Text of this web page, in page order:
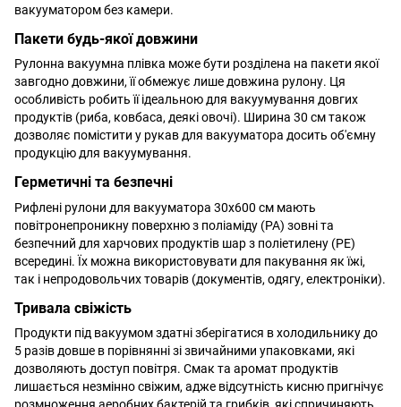
вакууматором без камери.
Пакети будь-якої довжини
Рулонна вакуумна плівка може бути розділена на пакети якої
завгодно довжини, її обмежує лише довжина рулону. Ця
особливість робить її ідеальною для вакуумування довгих
продуктів (риба, ковбаса, деякі овочі). Ширина 30 см також
дозволяє помістити у рукав для вакууматора досить об'ємну
продукцію для вакуумування.
Герметичні та безпечні
Рифлені рулони для вакууматора 30х600 см мають
повітронепроникну поверхню з поліаміду (PA) зовні та
безпечний для харчових продуктів шар з поліетилену (PE)
всередині. Їх можна використовувати для пакування як їжі,
так і непродовольчих товарів (документів, одягу, електроніки).
Тривала свіжість
Продукти під вакуумом здатні зберігатися в холодильнику до
5 разів довше в порівнянні зі звичайними упаковками, які
дозволяють доступ повітря. Смак та аромат продуктів
лишається незмінно свіжим, адже відсутність кисню пригнічує